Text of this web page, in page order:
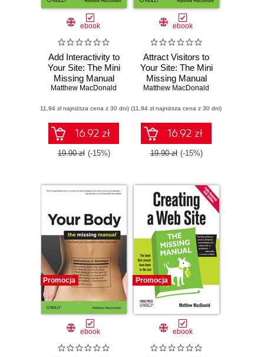
ebook
Add Interactivity to
Your Site: The Mini
Missing Manual
Matthew MacDonald
(11,94 zł najniższa cena z 30 dni)
16.92 zł
19.90 zł (-15%)
ebook
Attract Visitors to
Your Site: The Mini
Missing Manual
Matthew MacDonald
(11,94 zł najniższa cena z 30 dni)
16.92 zł
19.90 zł (-15%)
Promocja
ebook
Promocja
ebook